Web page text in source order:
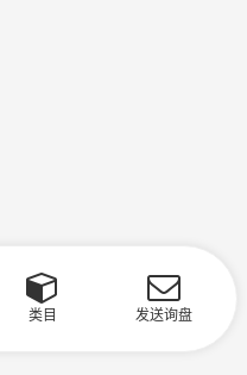
类目 发送询盘